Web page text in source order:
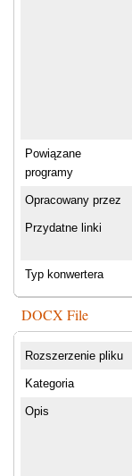
Powiązane
programy
Opracowany przez
Przydatne linki
Typ konwertera
DOCX File
Rozszerzenie pliku
Kategoria
Opis